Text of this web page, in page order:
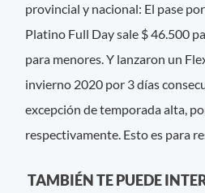
provincial y nacional: El pase
Platino Full Day sale $ 46.500
para menores. Y lanzaron un
invierno 2020 por 3 días
excepción de temporada alta,
respectivamente. Esto es para
TAMBIÉN TE PUEDE